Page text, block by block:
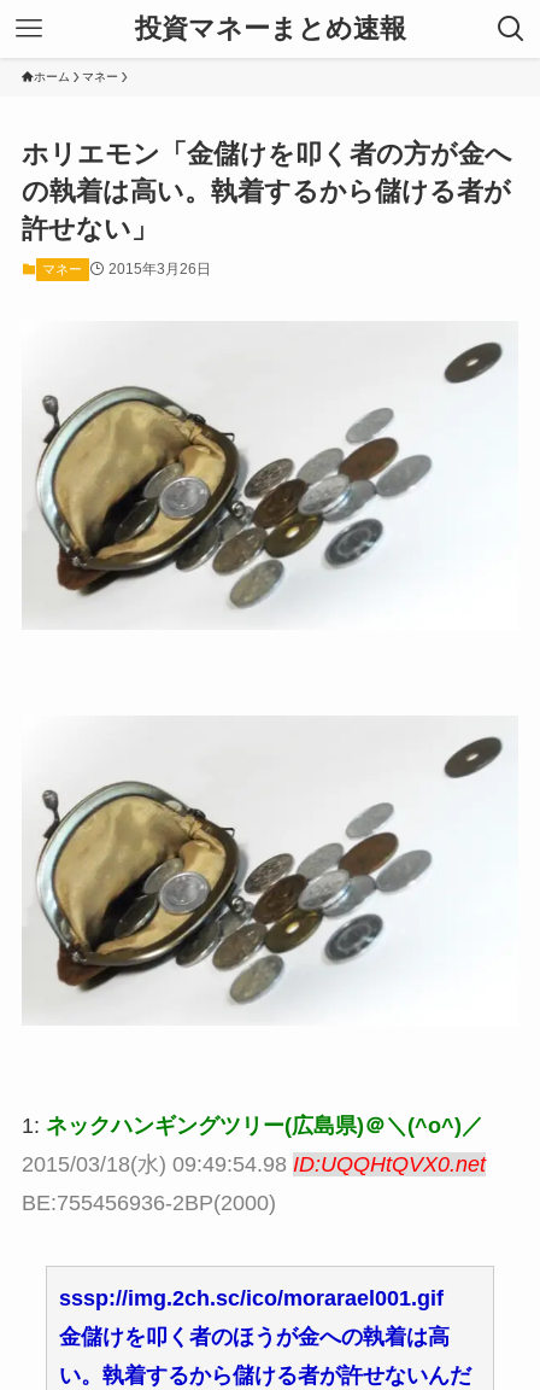
投資マネーまとめ速報
ホーム マネー
ホリエモン「金儲けを叩く者の方が金へ
の執着は高い。執着するから儲ける者が
許せない」
マネー 2015年3月26日
1: ネックハンギングツリー(広島県)＠＼(^o^)／
2015/03/18(水) 09:49:54.98 ID:UQQHtQVX0.net
BE:755456936-2BP(2000)
sssp://img.2ch.sc/ico/morarael001.gif
金儲けを叩く者のほうが金への執着は高
い。執着するから儲ける者が許せないんだ